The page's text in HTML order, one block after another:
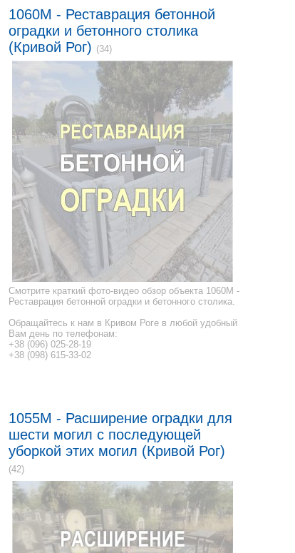
1060M - Реставрация бетонной
оградки и бетонного столика
(Кривой Рог) (34)
Смотрите краткий фото-видео обзор объекта 1060M -
Реставрация бетонной оградки и бетонного столика.
Обращайтесь к нам в Кривом Роге в любой удобный
Вам день по телефонам:
+38 (096) 025-28-19
+38 (098) 615-33-02
1055M - Расширение оградки для
шести могил с последующей
уборкой этих могил (Кривой Рог)
(42)